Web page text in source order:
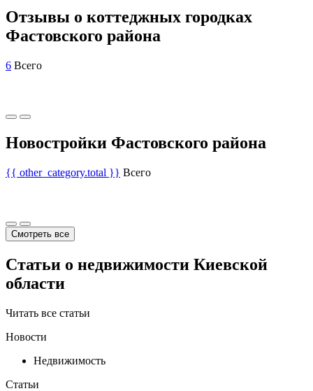
Отзывы о коттеджных городках
Фастовского района
6 Всего
Новостройки Фастовского района
{{ other_category.total }} Всего
Смотреть все
Статьи о недвижимости Киевской
области
Читать все статьи
Новости
Недвижимость
Статьи